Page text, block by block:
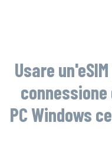
Usare
PC Windows